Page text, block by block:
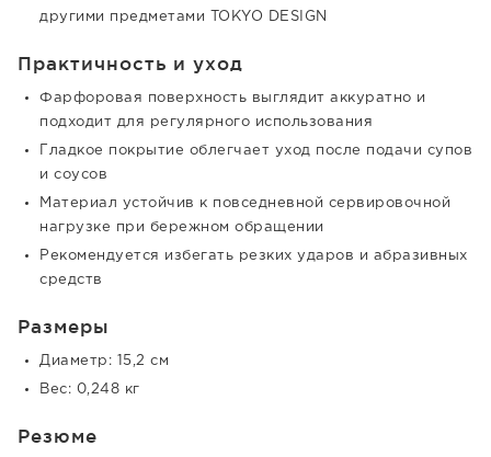
другими предметами TOKYO DESIGN
Практичность и уход
Фарфоровая поверхность выглядит аккуратно и
подходит для регулярного использования
Гладкое покрытие облегчает уход после подачи супов
и соусов
Материал устойчив к повседневной сервировочной
нагрузке при бережном обращении
Рекомендуется избегать резких ударов и абразивных
средств
Размеры
Диаметр: 15,2 см
Вес: 0,248 кг
Резюме